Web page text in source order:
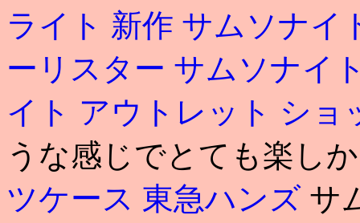
ライト 新作 サムソナイ
ーリスター サムソナイ
イト アウトレット ショ
うな感じでとても楽し
ツケース 東急ハンズ サ